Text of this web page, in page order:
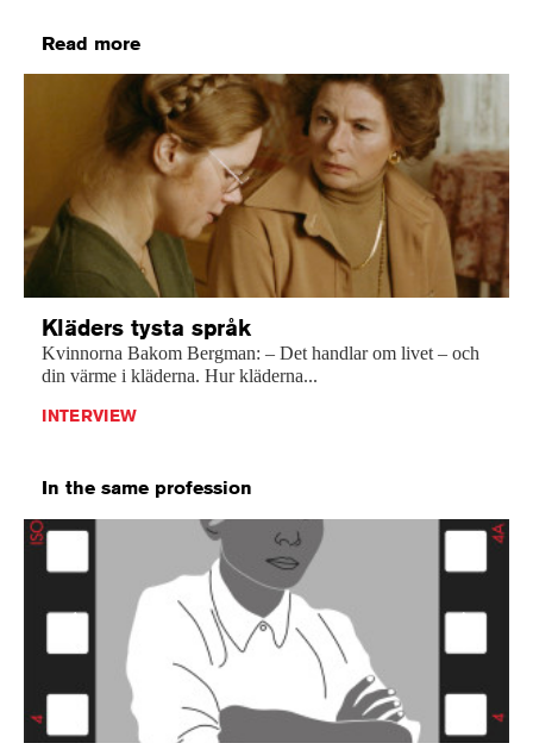
Read more
Kläders tysta språk
Kvinnorna Bakom Bergman: – Det handlar om livet – och
din värme i kläderna. Hur kläderna...
INTERVIEW
In the same profession